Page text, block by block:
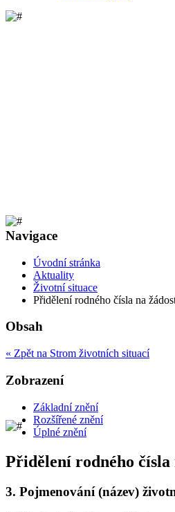
Navigace
Úvodní stránka
Aktuality
Životní situace
Přidělení rodného čísla na
Obsah
« Zpět na Strom životních situací
Zobrazení
Základní znění
Rozšířené znění
Úplné znění
Přidělení rodného čísla
3. Pojmenování (název)